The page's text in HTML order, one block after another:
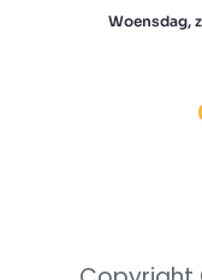
Woensdag,